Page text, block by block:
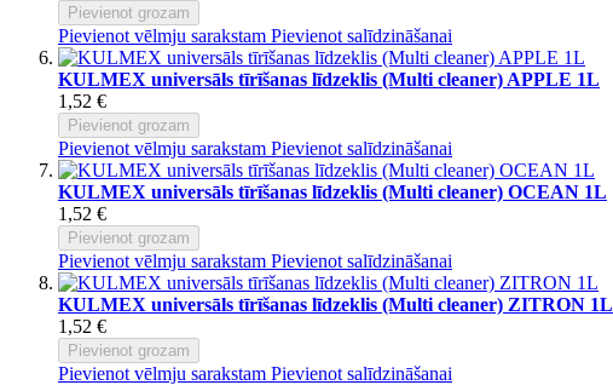
Pievienot grozam
Pievienot vēlmju sarakstam Pievienot salīdzināšanai
KULMEX universāls tīrīšanas līdzeklis (Multi cleaner) APPLE 1L
1,52 €
Pievienot grozam
Pievienot vēlmju sarakstam Pievienot salīdzināšanai
KULMEX universāls tīrīšanas līdzeklis (Multi cleaner) OCEAN 1L
1,52 €
Pievienot grozam
Pievienot vēlmju sarakstam Pievienot salīdzināšanai
KULMEX universāls tīrīšanas līdzeklis (Multi cleaner) ZITRON 1L
1,52 €
Pievienot grozam
Pievienot vēlmju sarakstam Pievienot salīdzināšanai